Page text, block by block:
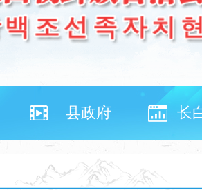
县政府 长